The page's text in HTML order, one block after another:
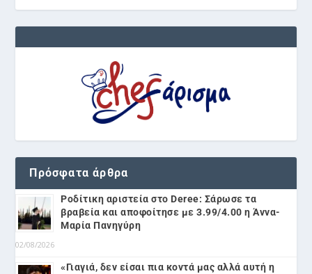
Πρόσφατα άρθρα
Ροδίτικη αριστεία στο Deree: Σάρωσε τα
βραβεία και αποφοίτησε με 3.99/4.00 η Άννα-
Μαρία Πανηγύρη
02/08/2026
«Γιαγιά, δεν είσαι πια κοντά μας αλλά αυτή η